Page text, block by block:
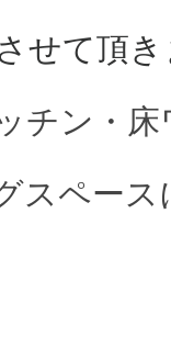
せて頂
チン・
スペース